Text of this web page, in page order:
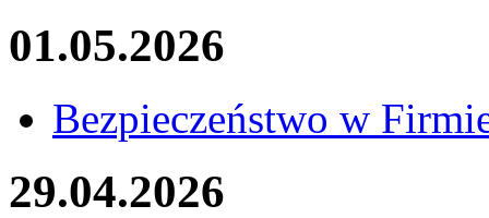
01.05.2026
Bezpieczeństwo w
29.04.2026